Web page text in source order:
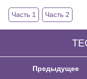
Часть 1 Часть 2
Предыдущее